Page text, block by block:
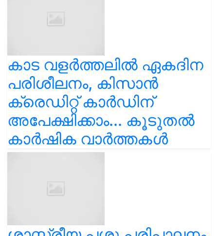
കാട വളര്‍ത്തലിൽ ഏകദിന
പരിശീലനം, കിസാൻ
ക്രെഡിറ്റ് കാർഡിന്
അപേക്ഷിക്കാം... കൂടുതൽ
കാർഷിക വാർത്തകൾ